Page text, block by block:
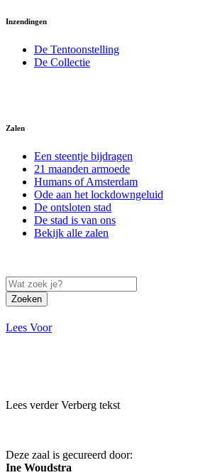
Inzendingen
De Tentoonstelling
De Collectie
Zalen
Een steentje bijdragen
21 maanden armoede
Humans of Amsterdam
Ode aan het lockdowngeluid
De ontsloten stad
De stad is van ons
Bekijk alle zalen
Zoeken
Lees Voor
Lees verderVerberg tekst
Deze zaal is gecureerd door:
Ine Woudstra